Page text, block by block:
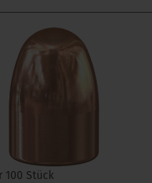
100 Stück